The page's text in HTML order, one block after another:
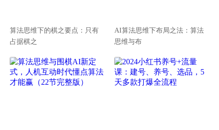
算法思维下的棋之要点：只有
占据棋之
AI算法思维下布局之法：算法
思维与布